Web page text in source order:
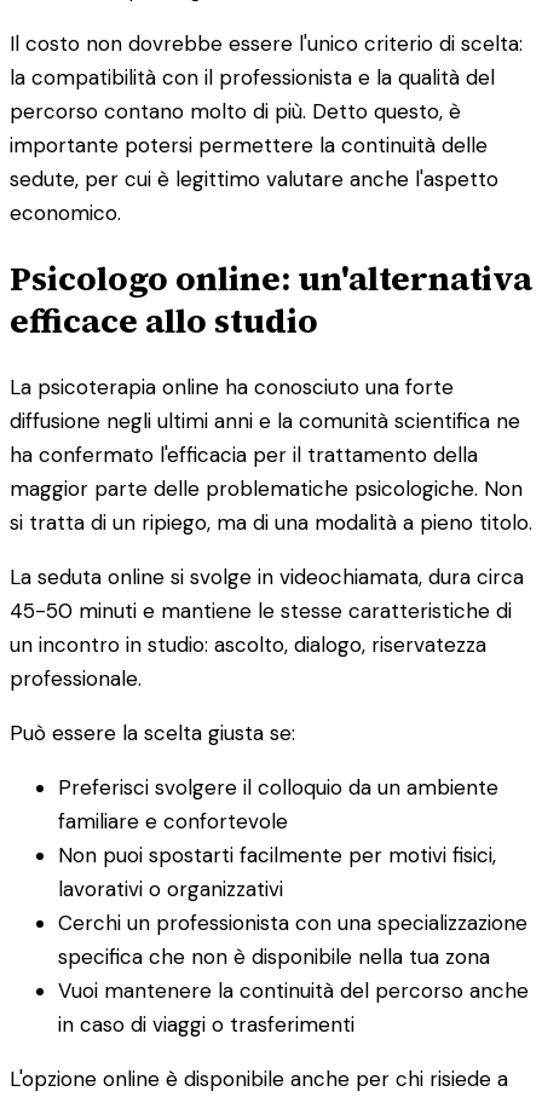
Il costo non dovrebbe essere l'unico criterio di scelta:
la compatibilità con il professionista e la qualità del
percorso contano molto di più. Detto questo, è
importante potersi permettere la continuità delle
sedute, per cui è legittimo valutare anche l'aspetto
economico.
Psicologo online: un'alternativa
efficace allo studio
La psicoterapia online ha conosciuto una forte
diffusione negli ultimi anni e la comunità scientifica ne
ha confermato l'efficacia per il trattamento della
maggior parte delle problematiche psicologiche. Non
si tratta di un ripiego, ma di una modalità a pieno titolo.
La seduta online si svolge in videochiamata, dura circa
45-50 minuti e mantiene le stesse caratteristiche di
un incontro in studio: ascolto, dialogo, riservatezza
professionale.
Può essere la scelta giusta se:
Preferisci svolgere il colloquio da un ambiente
familiare e confortevole
Non puoi spostarti facilmente per motivi fisici,
lavorativi o organizzativi
Cerchi un professionista con una specializzazione
specifica che non è disponibile nella tua zona
Vuoi mantenere la continuità del percorso anche
in caso di viaggi o trasferimenti
L'opzione online è disponibile anche per chi risiede a